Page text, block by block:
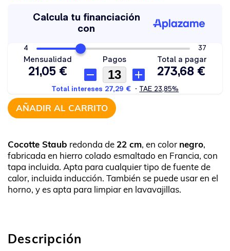
AÑADIR AL CARRITO
Cocotte Staub redonda de 22 cm, en color negro,
fabricada en hierro colado esmaltado en Francia, con
tapa incluida. Apta para cualquier tipo de fuente de
calor, incluida inducción. También se puede usar en el
horno, y es apta para limpiar en lavavajillas.
Descripción